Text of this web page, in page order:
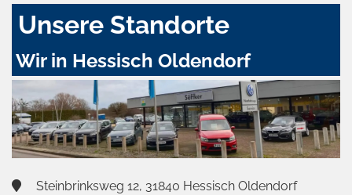
Unsere Standorte
Wir in Hessisch Oldendorf
Steinbrinksweg 12, 31840 Hessisch Oldendorf